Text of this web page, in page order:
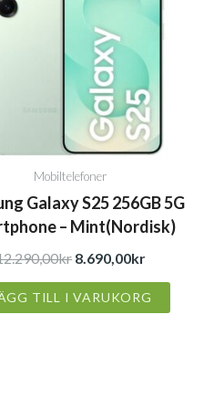
Mobiltelefoner
Galaxy S25 256GB 5G
– Mint(Nordisk)
kr
12.290,00kr.
8.690,00kr
TILL I VARUKORG